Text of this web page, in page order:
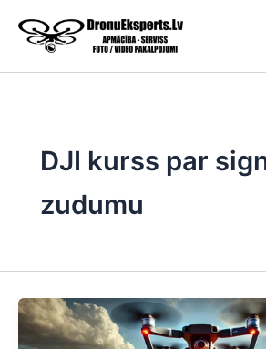
content
DJI kurss par
zudumu